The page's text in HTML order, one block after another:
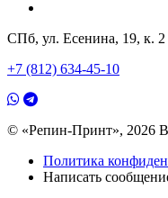
СПб, ул. Есенина, 19, к. 2
+7 (812) 634-45-10
© «Репин-Принт», 2026
Политика
Написать